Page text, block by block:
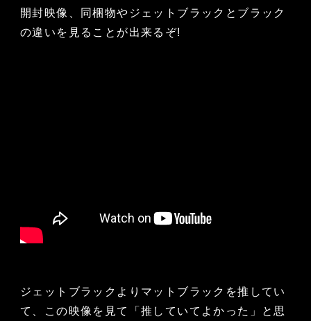
開封映像、同梱物やジェットブラックとブラック
の違いを見ることが出来るぞ!
ジェットブラックよりマットブラックを推してい
て、この映像を見て「推していてよかった」と思